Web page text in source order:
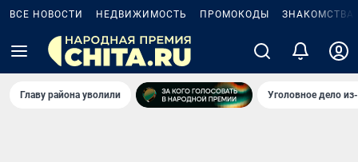
ВСЕ НОВОСТИ НЕДВИЖИМОСТЬ ПРОМОКОДЫ ЗНАКОМСТВА
Главу района уволили Уголовное дело